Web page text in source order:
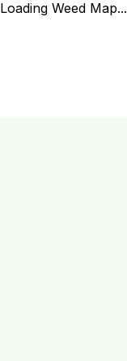
Loading Weed Map...